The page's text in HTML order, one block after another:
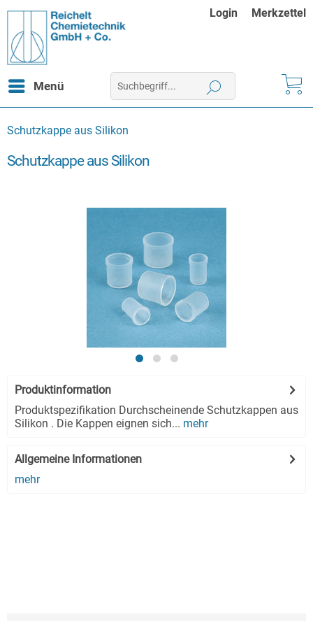
Login Merkzettel
Menü
Schutzkappe aus Silikon
Schutzkappe aus Silikon
Produktinformation
Produktspezifikation Durchscheinende Schutzkappen aus
Silikon . Die Kappen eignen sich... mehr
Allgemeine Informationen
mehr